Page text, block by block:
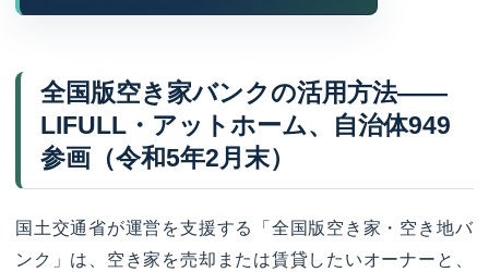
全国版空き家バンクの活用方法——
LIFULL・アットホーム、自治体949
参画（令和5年2月末）
国土交通省が運営を支援する「全国版空き家・空き地バ
ンク」は、空き家を売却または賃貸したいオーナーと、